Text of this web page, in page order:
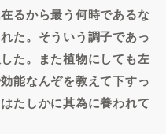
るから最う何時であるな
た。そういう調子であっ
た。また植物にしても左
能なんぞを教えて下すっ
たしかに其為に養われて